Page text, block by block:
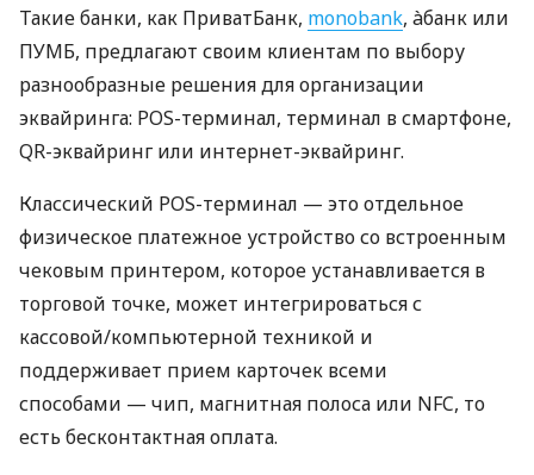
Такие банки, как ПриватБанк, monobank, àбанк или
ПУМБ, предлагают своим клиентам по выбору
разнообразные решения для организации
эквайринга: POS-терминал, терминал в смартфоне,
QR-эквайринг или интернет-эквайринг.
Классический POS-терминал — это отдельное
физическое платежное устройство со встроенным
чековым принтером, которое устанавливается в
торговой точке, может интегрироваться с
кассовой/компьютерной техникой и
поддерживает прием карточек всеми
способами — чип, магнитная полоса или NFC, то
есть бесконтактная оплата.